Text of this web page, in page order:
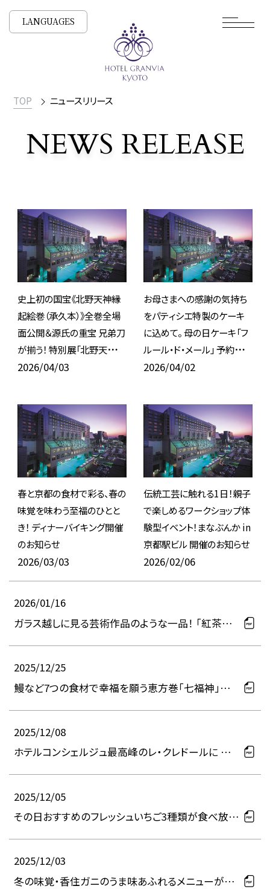
LANGUAGES
ニュースリリース
NEWS RELEASE
TOP ニュースリリース
史上初の国宝《北野天神縁
起絵巻（承久本）》全巻全場
面公開＆源氏の重宝 兄弟刀
が揃う！ 特別展「北野天神」
観覧チケット付き宿泊プラン
2026/04/03
お母さまへの感謝の気持ち
をパティシエ特製のケーキ
に込めて。 母の日ケーキ「フ
ルール・ド・メール」 予約販
売開始のお知らせ
2026/04/02
春と京都の食材で彩る、春の
味覚を味わう至福のひとと
き！ ディナーバイキング開催
のお知らせ
2026/03/03
伝統工芸に触れる1日！親子
で楽しめるワークショップ体
験型イベント！まなぶんか in
京都駅ビル 開催のお知らせ
2026/02/06
2026/01/16
ガラス越しに見る芸術作品のような一品！ 「紅茶香
2025/12/25
鰻など7つの食材で幸福を願う恵方巻「七福神」が登
2025/12/08
ホテルコンシェルジュ最高峰のレ・クレドールに 新た
2025/12/05
その日おすすめのフレッシュいちご3種類が食べ放
とき！ いちごスイーツバイキング開催のお知らせ
2025/12/03
冬の味覚・香住ガニのうま味あふれるメニューが存